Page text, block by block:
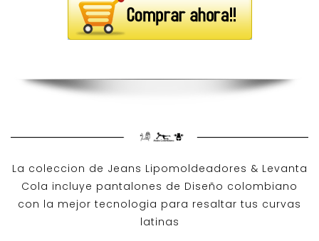
La coleccion de Jeans Lipomoldeadores & Levanta
Cola incluye pantalones de Diseño colombiano
con la mejor tecnologia para resaltar tus curvas
latinas